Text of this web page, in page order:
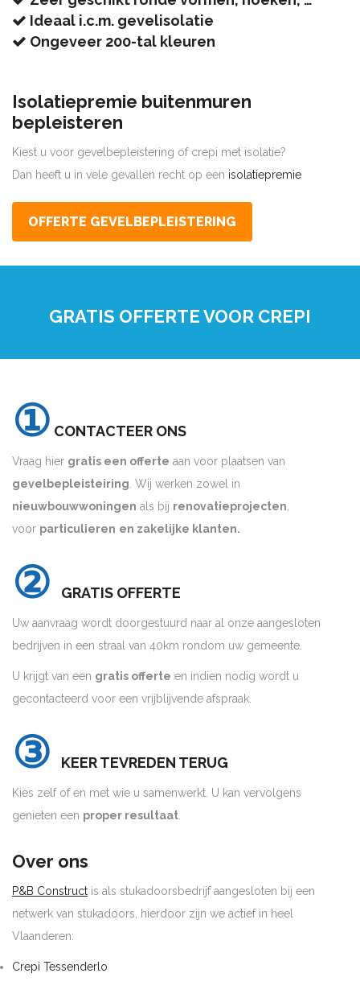
Ideaal i.c.m. gevelisolatie
Ongeveer 200-tal kleuren
Isolatiepremie buitenmuren
bepleisteren
Kiest u voor gevelbepleistering of crepi met isolatie?
Dan heeft u in vele gevallen recht op een isolatiepremie
OFFERTE GEVELBEPLEISTERING
GRATIS OFFERTE VOOR CREPI
① CONTACTEER ONS
Vraag hier gratis een offerte aan voor plaatsen van
gevelbepleisteiring. Wij werken zowel in
nieuwbouwwoningen als bij renovatieprojecten,
voor particulieren en zakelijke klanten.
② GRATIS OFFERTE
Uw aanvraag wordt doorgestuurd naar al onze aangesloten
bedrijven in een straal van 40km rondom uw gemeente.
U krijgt van een gratis offerte en indien nodig wordt u
gecontacteerd voor een vrijblijvende afspraak.
③ KEER TEVREDEN TERUG
Kies zelf of en met wie u samenwerkt. U kan vervolgens
genieten een proper resultaat.
Over ons
P&B Construct is als stukadoorsbedrijf aangesloten bij een
netwerk van stukadoors, hierdoor zijn we actief in heel
Vlaanderen:
Crepi Tessenderlo